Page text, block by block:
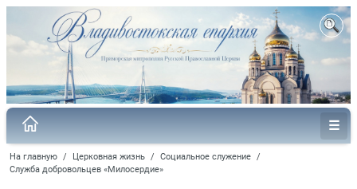
На главную / Церковная жизнь / Социальное служение /
Служба добровольцев «Милосердие»